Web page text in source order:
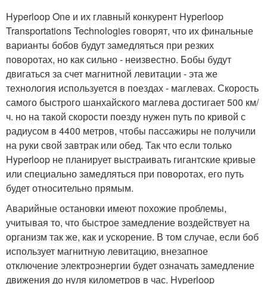
Hyperloop One и их главный конкурент Hyperloop
Transportations Technologies говорят, что их финальные
варианты бобов будут замедляться при резких
поворотах, но как сильно - неизвестно. Бобы будут
двигаться за счет магнитной левитации - эта же
технология используется в поездах - маглевах. Скорость
самого быстрого шанхайского маглева достигает 500 км/
ч. но на такой скорости поезду нужен путь по кривой с
радиусом в 4400 метров, чтобы пассажиры не получили
на руки свой завтрак или обед. Так что если только
Hyperloop не планирует выстраивать гигантские кривые
или специально замедляться при поворотах, его путь
будет относительно прямым.
Аварийные остановки имеют похожие проблемы,
учитывая то, что быстрое замедление воздействует на
организм так же, как и ускорение. В том случае, если боб
использует магнитную левитацию, внезапное
отключение электроэнергии будет означать замедление
движения до нуля километров в час. Hyperloop